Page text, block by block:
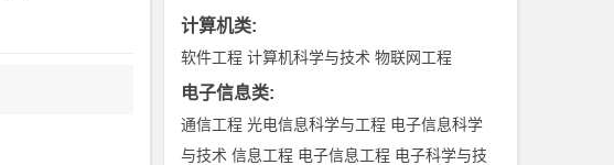
计算机类:
软件工程 计算机科学与技术 物联网工程
电子信息类:
通信工程 光电信息科学与工程 电子信息科学
与技术 信息工程 电子信息工程 电子科学与技